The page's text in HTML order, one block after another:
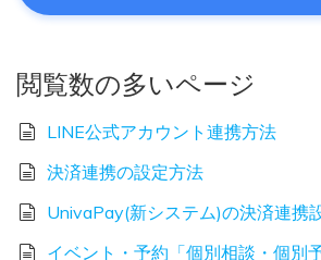
閲覧数の多いページ
LINE公式アカウント連携方法
決済連携の設定方法
UnivaPay(新システム)の決済連携
イベント・予約「個別相談・個別予